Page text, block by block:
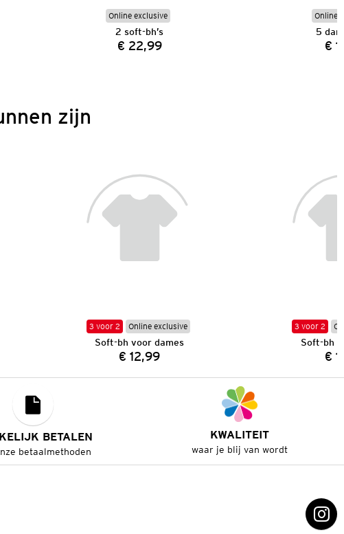
Online exclusive
2 soft-bh’s
Prijs:
€ 22,99
Online
5
€
zijn
3 voor 2 Online exclusive
Soft-bh voor dames
Prijs:
€ 12,99
3 voor 2
Soft-bh
€
BETALEN
betaalmethoden
KWALITEIT
waar je blij van wordt